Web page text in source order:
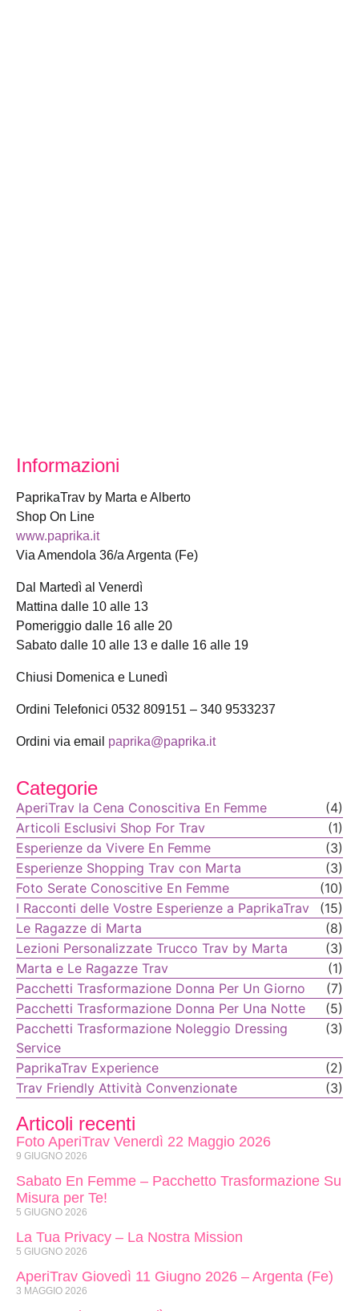
Informazioni
PaprikaTrav by Marta e Alberto
Shop On Line
www.paprika.it
Via Amendola 36/a Argenta (Fe)
Dal Martedì al Venerdì
Mattina dalle 10 alle 13
Pomeriggio dalle 16 alle 20
Sabato dalle 10 alle 13 e dalle 16 alle 19
Chiusi Domenica e Lunedì
Ordini Telefonici 0532 809151 – 340 9533237
Ordini via email paprika@paprika.it
Categorie
AperiTrav la Cena Conoscitiva En Femme
(4)
Articoli Esclusivi Shop For Trav
(1)
Esperienze da Vivere En Femme
(3)
Esperienze Shopping Trav con Marta
(3)
Foto Serate Conoscitive En Femme
(10)
I Racconti delle Vostre Esperienze a PaprikaTrav
(15)
Le Ragazze di Marta
(8)
Lezioni Personalizzate Trucco Trav by Marta
(3)
Marta e Le Ragazze Trav
(1)
Pacchetti Trasformazione Donna Per Un Giorno
(7)
Pacchetti Trasformazione Donna Per Una Notte
(5)
Pacchetti Trasformazione Noleggio Dressing
Service
(3)
PaprikaTrav Experience
(2)
Trav Friendly Attività Convenzionate
(3)
Articoli recenti
Foto AperiTrav Venerdì 22 Maggio 2026
9 GIUGNO 2026
Sabato En Femme – Pacchetto Trasformazione Su
Misura per Te!
5 GIUGNO 2026
La Tua Privacy – La Nostra Mission
5 GIUGNO 2026
AperiTrav Giovedì 11 Giugno 2026 – Argenta (Fe)
3 MAGGIO 2026